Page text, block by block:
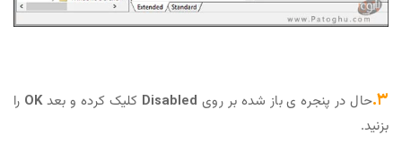
ی باز شده بر رویDisabled کلیک کرده و بعدOK را